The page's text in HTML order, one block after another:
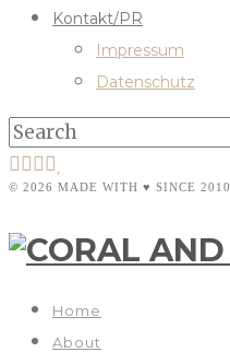
Kontakt/PR
Impressum
Datenschutz
© 2026 MADE WITH ♥ SINCE 2010
Home
About